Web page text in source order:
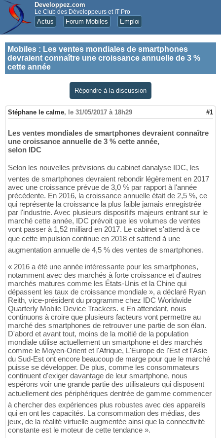
Developpez.com
Le Club des Développeurs et IT Pro
Actus Forum Mobiles Emploi
Mobiles : Les ventes mondiales de smartphones
devraient connaître une croissance annuelle de 3 %
cette année
Répondre à la discussion
Stéphane le calme, le 31/05/2017 à 18h29 #1
Les ventes mondiales de smartphones devraient connaître
une croissance annuelle de 3 % cette année,
selon IDC
Selon les nouvelles prévisions du cabinet danalyse IDC, les
ventes de smartphones devraient rebondir légèrement en 2017
avec une croissance prévue de 3,0 % par rapport à l'année
précédente. En 2016, la croissance annuelle était de 2,5 %, ce
qui représente la croissance la plus faible jamais enregistrée
par l'industrie. Avec plusieurs dispositifs majeurs entrant sur le
marché cette année, IDC prévoit que les volumes de ventes
vont passer à 1,52 milliard en 2017. Le cabinet s'attend à ce
que cette impulsion continue en 2018 et sattend à une
augmentation annuelle de 4,5 % des ventes de smartphones.
« 2016 a été une année intéressante pour les smartphones,
notamment avec des marchés à forte croissance et d'autres
marchés matures comme les États-Unis et la Chine qui
dépassent les taux de croissance mondiale », a déclaré Ryan
Reith, vice-président du programme chez IDC Worldwide
Quarterly Mobile Device Trackers. « En attendant, nous
continuons à croire que plusieurs facteurs vont permettre au
marché des smartphones de retrouver une partie de son élan.
D'abord et avant tout, moins de la moitié de la population
mondiale utilise actuellement un smartphone et des marchés
comme le Moyen-Orient et l'Afrique, L'Europe de l'Est et l'Asie
du Sud-Est ont encore beaucoup de marge pour que le marché
puisse se développer. De plus, comme les consommateurs
continuent d'exiger davantage de leur smartphone, nous
espérons voir une grande partie des utilisateurs qui disposent
actuellement des périphériques dentrée de gamme commencer
à chercher des expériences plus robustes avec des appareils
qui en ont les capacités. La consommation des médias, des
jeux, de la réalité virtuelle augmentée ainsi que la connectivité
constante est le moteur de cette tendance ».